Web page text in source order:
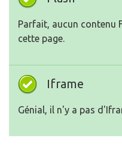
Parfait, aucun contenu
cette page.
Iframe
Génial, il n'y a pas